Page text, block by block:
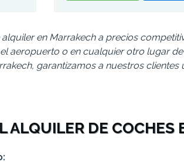
en Marrakech a precios
aeropuerto o en cualquier otro lugar
garantizamos a nuestros
ALQUILER DE COCHES